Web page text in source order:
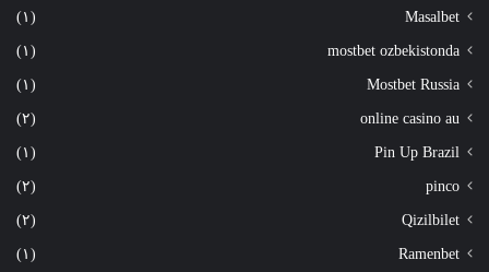
Masalbet (١)
mostbet ozbekistonda (١)
Mostbet Russia (١)
online casino au (٢)
Pin Up Brazil (١)
pinco (٢)
Qizilbilet (٢)
Ramenbet (١)